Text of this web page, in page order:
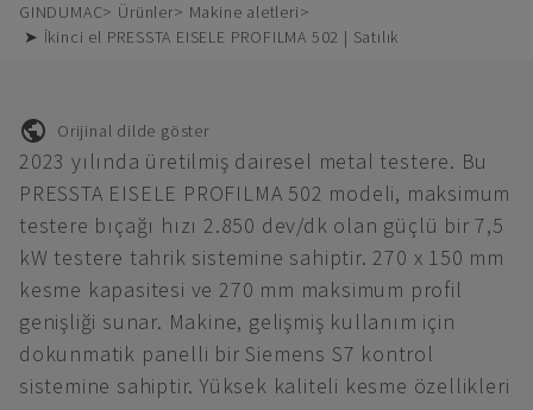
GINDUMAC Ürünler
Makine aletleri
➤ İkinci el PRESSTA EISELE PROFILMA 502 | Satılık
Orijinal dilde göster
2023 yılında üretilmiş dairesel metal testere. Bu
PRESSTA EISELE PROFILMA 502 modeli, maksimum
testere bıçağı hızı 2.850 dev/dk olan güçlü bir 7,5
kW testere tahrik sistemine sahiptir. 270 x 150 mm
kesme kapasitesi ve 270 mm maksimum profil
genişliği sunar. Makine, gelişmiş kullanım için
dokunmatik panelli bir Siemens S7 kontrol
sistemine sahiptir. Yüksek kaliteli kesme özellikleri